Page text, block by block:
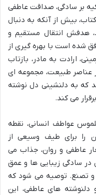
بر سادگی، صداقت عاطفی
بیش از آنکه به دنبال
هدفش انتقال مستقیم و
شده است با بهره گیری از
ارادت به مادر، بازتاب
عناصر طبیعت، مجموعه ای
که به دلنشینی دل نوشته
می کند.
عواطف انسانی، نقطه
برای طیف وسیعی از
عاطفی و روان، جذاب می
سادگی زیبایی ها و عمق
و تصنع. توصیه می شود که
های عاطفی، این